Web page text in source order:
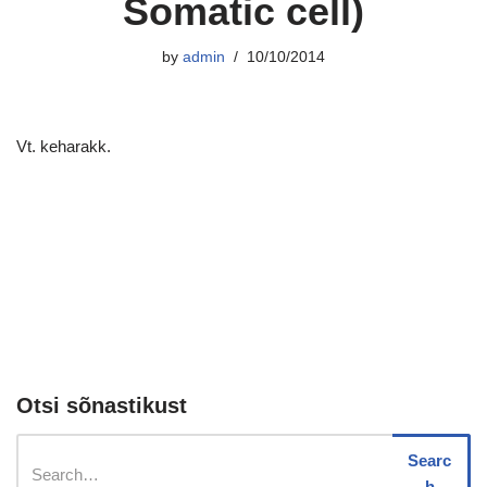
Somatic cell)
by admin 10/10/2014
Vt. keharakk.
Otsi sõnastikust
Searc